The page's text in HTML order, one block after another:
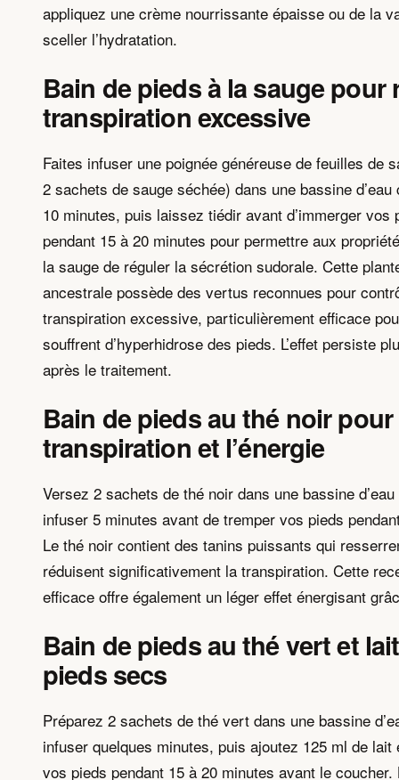
appliquez une crème nourrissante épaisse ou de la
sceller l’hydratation.
Bain de pieds à la sauge pour
transpiration excessive
Faites infuser une poignée généreuse de feuilles de
2 sachets de sauge séchée) dans une bassine d’eau
10 minutes, puis laissez tiédir avant d’immerger vos
pendant 15 à 20 minutes pour permettre aux
la sauge de réguler la sécrétion sudorale. Cette
ancestrale possède des vertus reconnues pour
transpiration excessive, particulièrement efficace
souffrent d’hyperhidrose des pieds. L’effet persiste
après le traitement.
Bain de pieds au thé noir pour
transpiration et l’énergie
Versez 2 sachets de thé noir dans une bassine
infuser 5 minutes avant de tremper vos pieds
Le thé noir contient des tanins puissants qui
réduisent significativement la transpiration. Cette
efficace offre également un léger effet énergisant
Bain de pieds au thé vert et
pieds secs
Préparez 2 sachets de thé vert dans une bassine
infuser quelques minutes, puis ajoutez 125 ml de lait
vos pieds pendant 15 à 20 minutes avant le